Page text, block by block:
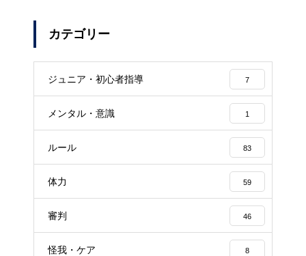
カテゴリー
ジュニア・初心者指導 7
メンタル・意識 1
ルール 83
体力 59
審判 46
怪我・ケア 8